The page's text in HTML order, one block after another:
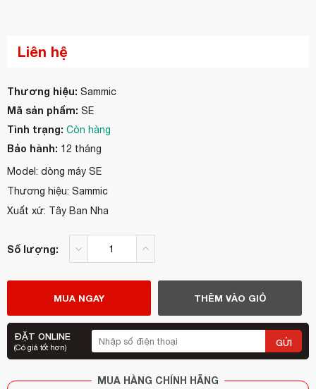
Liên hệ
Thương hiệu: Sammic
Mã sản phẩm: SE
Tình trạng: Còn hàng
Bảo hành: 12 tháng
Model: dòng máy SE
Thương hiệu: Sammic
Xuất xứ: Tây Ban Nha
Số lượng:
MUA NGAY THÊM VÀO GIỎ
ĐẶT ONLINE
(Có giá tốt hơn) GỬI
MUA HÀNG CHÍNH HÃNG